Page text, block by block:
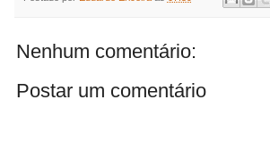
Nenhum comentário:
Postar um comentário